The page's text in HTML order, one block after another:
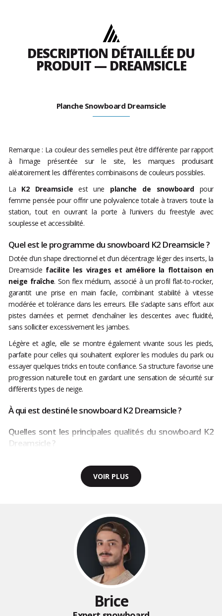
DESCRIPTION DÉTAILLÉE DU
PRODUIT — DREAMSICLE
Planche Snowboard Dreamsicle
Remarque : La couleur des semelles peut être différente par rapport
à l'image présentée sur le site, les marques produisant
aléatoirement les différentes combinaisons de couleurs possibles.
La K2 Dreamsicle est une planche de snowboardpour
femme pensée pour offrir une polyvalence totale à travers toute la
station, tout en ouvrant la porte à l’univers du freestyle avec
souplesse et accessibilité.
Quel est le programme du snowboard K2 Dreamsicle ?
Dotée d’un shape directionnel et d’un décentrage léger des inserts, la
Dreamsicle facilite les virages et améliore la flottaison en
neige fraîche. Son flex médium, associé à un profil flat-to-rocker,
garantit une prise en main facile, combinant stabilité à vitesse
modérée et tolérance dans les erreurs. Elle s’adapte sans effort aux
pistes damées et permet d’enchaîner les descentes avec fluidité,
sans solliciter excessivement les jambes.
Légère et agile, elle se montre également vivante sous les pieds,
parfaite pour celles qui souhaitent explorer les modules du park ou
essayer quelques tricks en toute confiance. Sa structure favorise une
progression naturelle tout en gardant une sensation de sécurité sur
différents types de neige.
À qui est destiné le snowboard K2 Dreamsicle ?
Quelles sont les principales qualités du snowboard K2
Dreamsicle ?
VOIR PLUS
Brice